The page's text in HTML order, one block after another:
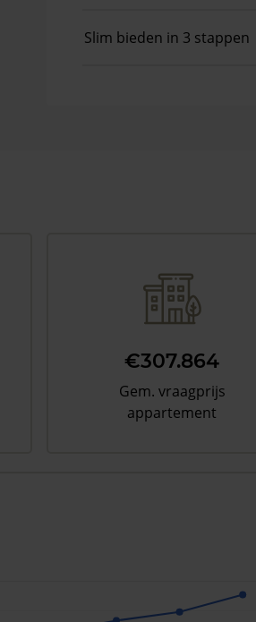
Slim bieden in 3 stappen
€307.864
Gem. vraagprijs
appartement